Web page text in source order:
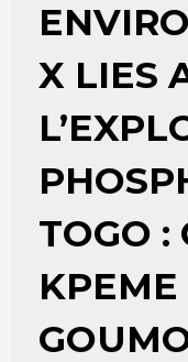
X LIES
TOGO :
KPEME